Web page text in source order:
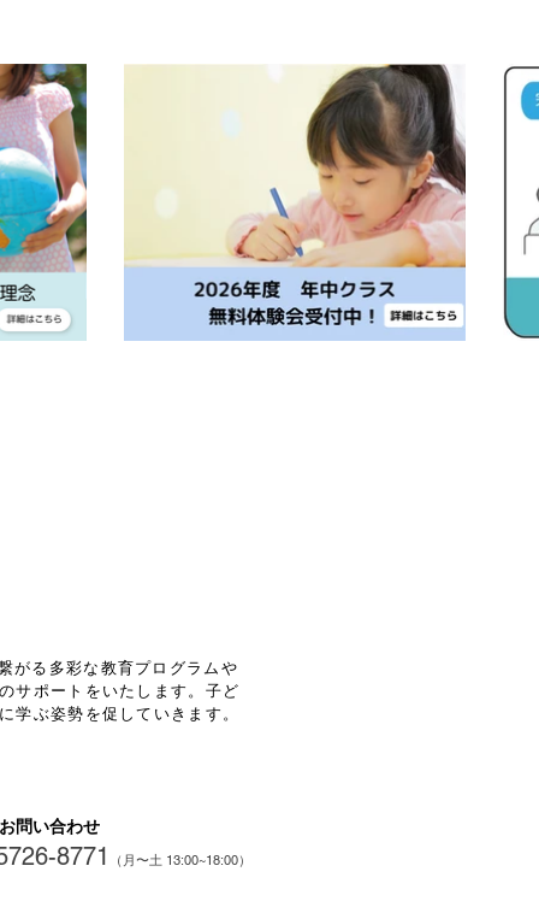
がる多彩な教育プログラムや
サポートをいたします。 子ど
学ぶ姿勢を促していきます。
8771 （月〜土 13:00~18:00）
お問い合わせ